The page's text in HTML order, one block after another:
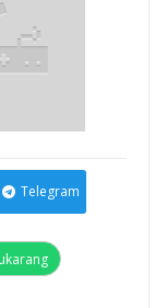
Telegram